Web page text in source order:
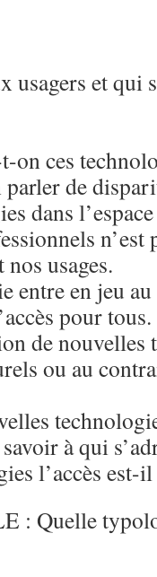
et qui
on ces
de
dans
n’est
usages.
entre en jeu
pour
de nouvelles
ou au
à qui
l’accès est-
: Quelle